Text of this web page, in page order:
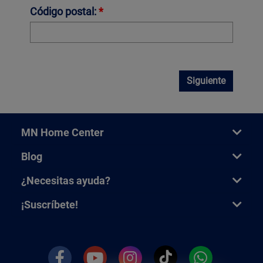
Código postal:*
Siguiente
MN Home Center
Blog
¿Necesitas ayuda?
¡Suscríbete!